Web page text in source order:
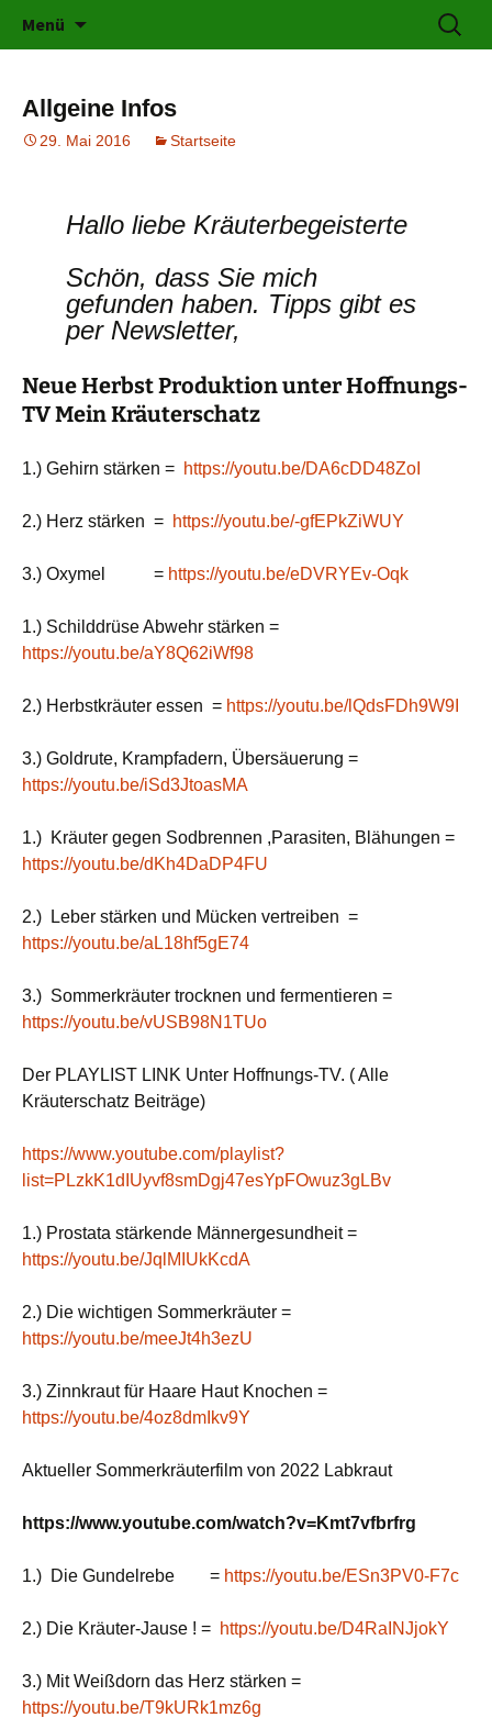
karolines-kraeuterschatz.at
Kräuter für jeden Bereich
Menü
Suchen
nach:
Allgeine Infos
29. Mai 2016 Startseite
Hallo liebe Kräuterbegeisterte
Schön, dass Sie mich
gefunden haben. Tipps gibt es
per Newsletter,
Neue Herbst Produktion unter Hoffnungs-
TV Mein Kräuterschatz
1.) Gehirn stärken = https://youtu.be/DA6cDD48ZoI
2.) Herz stärken = https://youtu.be/-gfEPkZiWUY
3.) Oxymel = https://youtu.be/eDVRYEv-Oqk
1.) Schilddrüse Abwehr stärken =
https://youtu.be/aY8Q62iWf98
2.) Herbstkräuter essen = https://youtu.be/lQdsFDh9W9I
3.) Goldrute, Krampfadern, Übersäuerung =
https://youtu.be/iSd3JtoasMA
1.) Kräuter gegen Sodbrennen ,Parasiten, Blähungen =
https://youtu.be/dKh4DaDP4FU
2.) Leber stärken und Mücken vertreiben =
https://youtu.be/aL18hf5gE74
3.) Sommerkräuter trocknen und fermentieren =
https://youtu.be/vUSB98N1TUo
Der PLAYLIST LINK Unter Hoffnungs-TV. ( Alle
Kräuterschatz Beiträge)
https://www.youtube.com/playlist?
list=PLzkK1dIUyvf8smDgj47esYpFOwuz3gLBv
1.) Prostata stärkende Männergesundheit =
https://youtu.be/JqlMIUkKcdA
2.) Die wichtigen Sommerkräuter =
https://youtu.be/meeJt4h3ezU
3.) Zinnkraut für Haare Haut Knochen =
https://youtu.be/4oz8dmIkv9Y
Aktueller Sommerkräuterfilm von 2022 Labkraut
https://www.youtube.com/watch?v=Kmt7vfbrfrg
1.) Die Gundelrebe = https://youtu.be/ESn3PV0-F7c
2.) Die Kräuter-Jause ! = https://youtu.be/D4RaINJjokY
3.) Mit Weißdorn das Herz stärken =
https://youtu.be/T9kURk1mz6g